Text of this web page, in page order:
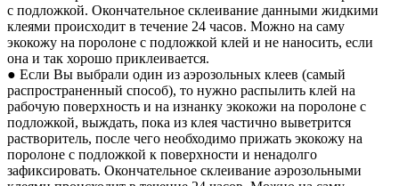
с подложкой. Окончательное склеивание данными жидкими
клеями происходит в течение 24 часов. Можно на саму
экокожу на поролоне с подложкой клей и не наносить, если
она и так хорошо приклеивается.
● Если Вы выбрали один из аэрозольных клеев (самый
распространенный способ), то нужно распылить клей на
рабочую поверхность и на изнанку экокожи на поролоне с
подложкой, выждать, пока из клея частично выветрится
растворитель, после чего необходимо прижать экокожу на
поролоне с подложкой к поверхности и ненадолго
зафиксировать. Окончательное склеивание аэрозольными